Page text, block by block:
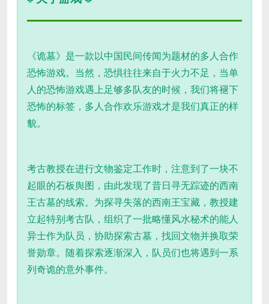
《诡墓》是一款以中国民间传闻为题材的多人合作
恐怖游戏。当然，恐惧往往来自于火力不足，当单
人的恐怖游戏遇上足够多队友的时候，我们将褪下
恐怖的标签，多人合作欢乐游戏才是我们真正的样
貌。
考古教授在进行文物鉴定工作时，注意到了一块不
起眼的石板舆图，由此发现了昔日寻无踪迹的西南
王古墓的线索。为探寻失落的西南王宝藏，教授建
立起特别考古队，组织了一批略懂风水秘术的能人
异士作为队员，协助探索古墓，找回文物并换取荣
誉勋章。随着探索逐渐深入，队员们也将遇到一系
列奇诡的意外事件。